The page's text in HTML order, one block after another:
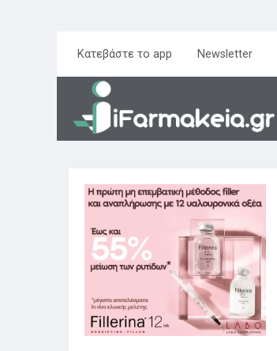
Κατεβάστε το app Newsletter